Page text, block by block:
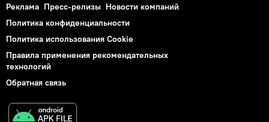
Реклама Пресс-релизы Новости компаний
Политика конфиденциальности
Политика использования Cookie
Правила применения рекомендательных
технологий
Обратная связь